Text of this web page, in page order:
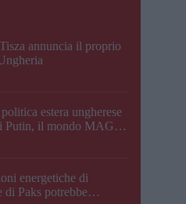
annuncia il proprio
estera ungherese
Putin, il mondo MAGA,
energetiche di
di Paks potrebbe